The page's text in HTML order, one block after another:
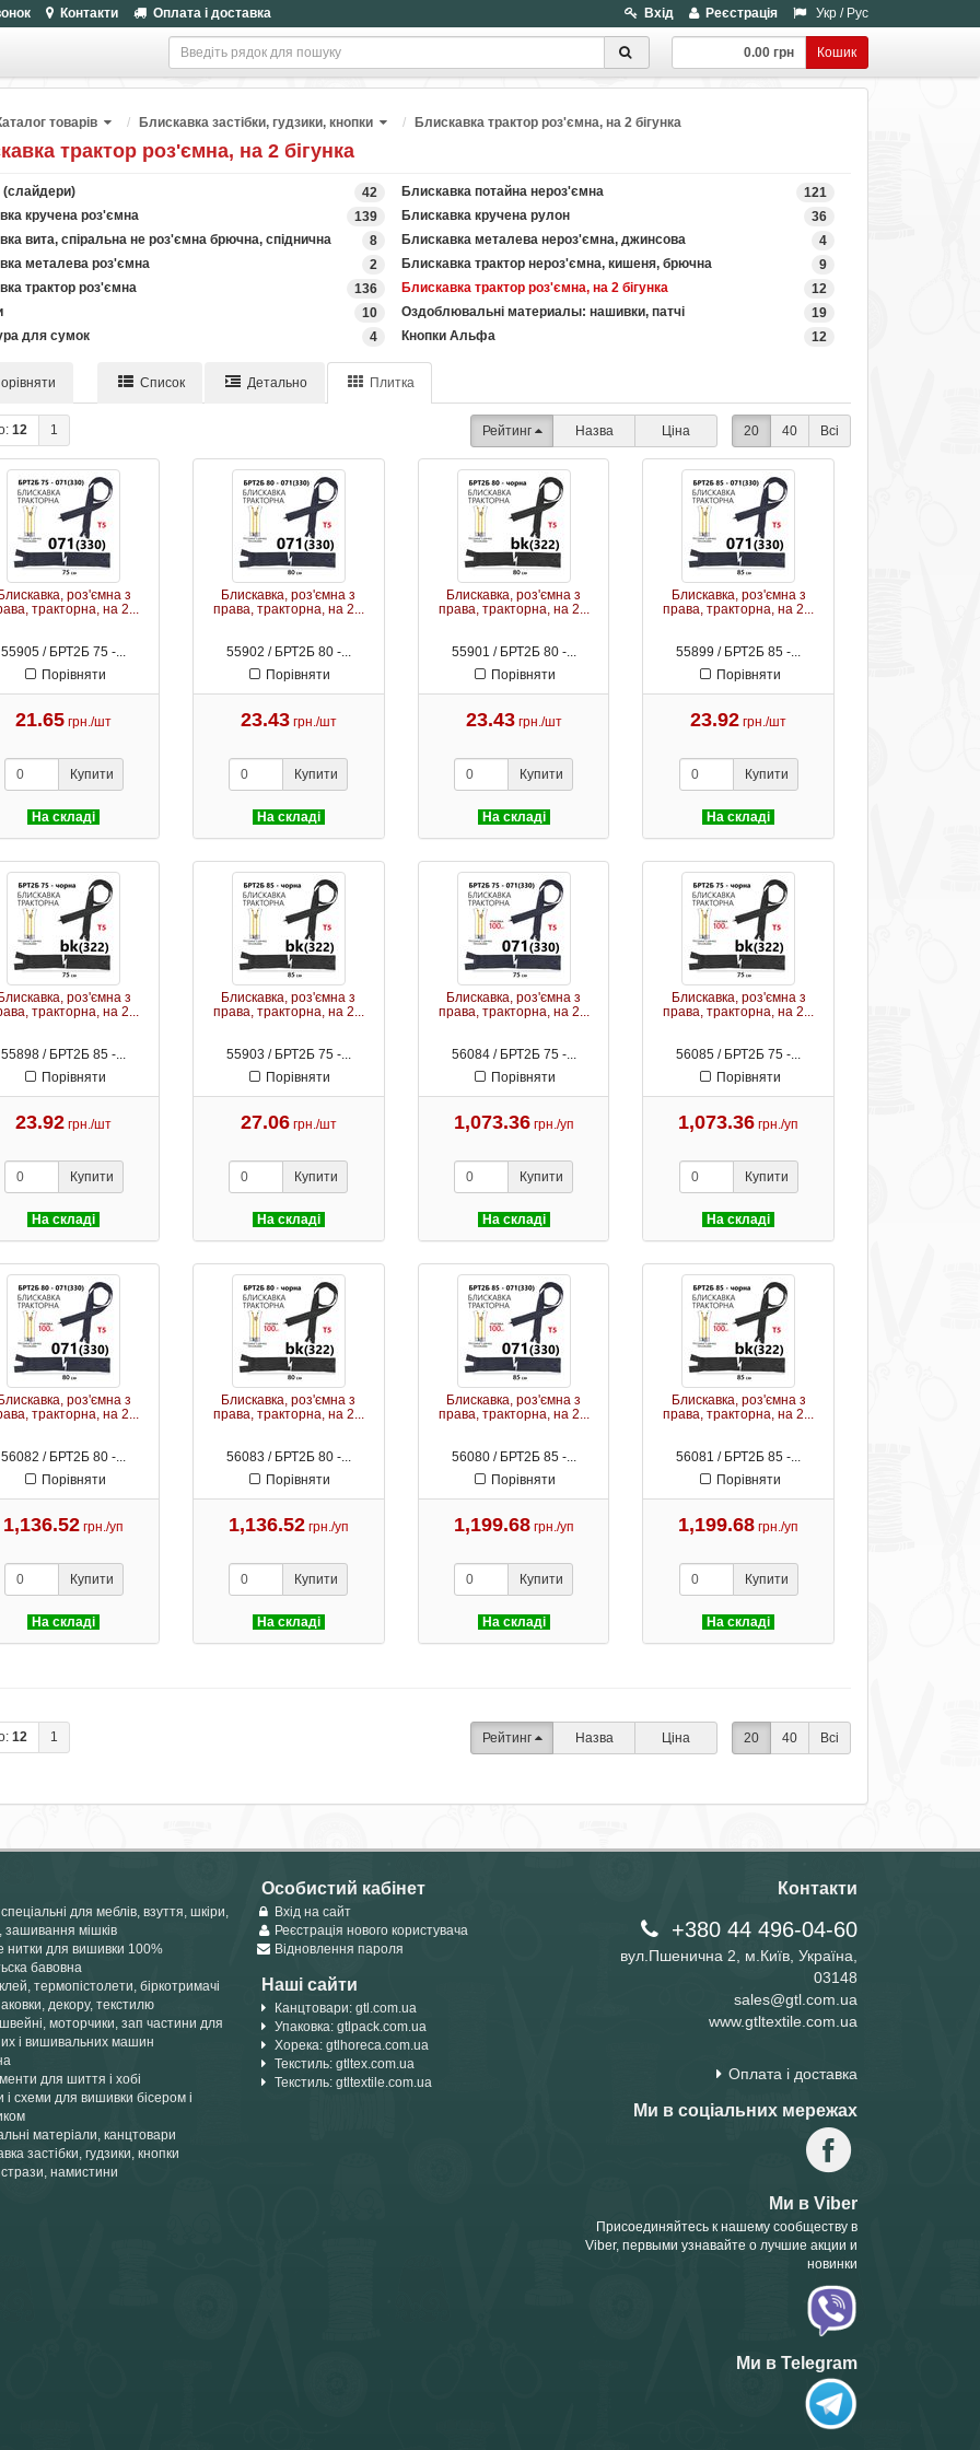
Контакти Оплата і доставка Вхід Реєстрація Укр/ Рус
0.00 грн Кошик
товарів Блискавка застібки, гудзики, кнопки Блискавка трактор роз'ємна, на 2 бігунка
трактор роз'ємна, на 2 бігунка
42
(слайдери) 121
Блискавка потайна нероз'ємна
139
кручена роз'ємна 36
Блискавка кручена рулон
8
вита, спіральна не роз'ємна брючна, спіднична 4
Блискавка металева нероз'ємна, джинсова
2
металева роз'ємна 9
Блискавка трактор нероз'ємна, кишеня, брючна
136
трактор роз'ємна 12
Блискавка трактор роз'ємна, на 2 бігунка
10
19
Оздоблювальні материалы: нашивки, патчі
4
для сумок 12
Кнопки Альфа
Список Детально Плитка
12 1 Рейтинг Назва Ціна 20 40 Всі
роз'ємна з
тракторна, на 2...
55905 / БРТ2Б 75 -...
Порівняти
21.65 грн./шт
Купити
На складі
Блискавка, роз'ємна з
права, тракторна, на 2...
55902 / БРТ2Б 80 -...
Порівняти
23.43 грн./шт
Купити
На складі
Блискавка, роз'ємна з
права, тракторна, на 2...
55901 / БРТ2Б 80 -...
Порівняти
23.43 грн./шт
Купити
На складі
Блискавка, роз'ємна з
права, тракторна, на 2...
55899 / БРТ2Б 85 -...
Порівняти
23.92 грн./шт
Купити
На складі
роз'ємна з
тракторна, на 2...
55898 / БРТ2Б 85 -...
Порівняти
23.92 грн./шт
Купити
На складі
Блискавка, роз'ємна з
права, тракторна, на 2...
55903 / БРТ2Б 75 -...
Порівняти
27.06 грн./шт
Купити
На складі
Блискавка, роз'ємна з
права, тракторна, на 2...
56084 / БРТ2Б 75 -...
Порівняти
1,073.36 грн./уп
Купити
На складі
Блискавка, роз'ємна з
права, тракторна, на 2...
56085 / БРТ2Б 75 -...
Порівняти
1,073.36 грн./уп
Купити
На складі
роз'ємна з
тракторна, на 2...
56082 / БРТ2Б 80 -...
Порівняти
1,136.52 грн./уп
Купити
На складі
Блискавка, роз'ємна з
права, тракторна, на 2...
56083 / БРТ2Б 80 -...
Порівняти
1,136.52 грн./уп
Купити
На складі
Блискавка, роз'ємна з
права, тракторна, на 2...
56080 / БРТ2Б 85 -...
Порівняти
1,199.68 грн./уп
Купити
На складі
Блискавка, роз'ємна з
права, тракторна, на 2...
56081 / БРТ2Б 85 -...
Порівняти
1,199.68 грн./уп
Купити
На складі
12 1 Рейтинг Назва Ціна 20 40 Всі
для меблів, взуття, шкіри,
зашивання мішків
нитки для вишивки 100%
бавовна
термопістолети, біркотримачі
декору, текстилю
моторчики, зап частини для
і вишивальних машин
для шиття і хобі
і схеми для вишивки бісером і
матеріали, канцтовари
застібки, гудзики, кнопки
намистини
Особистий кабінет
Вхід на сайт
Реєстрація нового користувача
Відновлення пароля
Наші сайти
Канцтовари: gtl.com.ua
Упаковка: gtlpack.com.ua
Хорека: gtlhoreca.com.ua
Текстиль: gtltex.com.ua
Текстиль: gtltextile.com.ua
Контакти
+380 44 496-04-60
вул.Пшенична 2, м.Київ, Україна,
03148
sales@gtl.com.ua
www.gtltextile.com.ua
Оплата і доставка
Ми в соціальних мережах
Ми в Viber
Присоединяйтесь к нашему сообществу в
Viber, первыми узнавайте о лучшие акции и
новинки
Ми в Telegram